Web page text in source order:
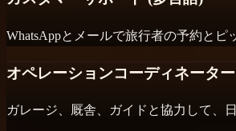
WhatsAppとメールで旅行者の予約と
オペレーションコーディネーター
ガレージ、厩舎、ガイドと協力して、